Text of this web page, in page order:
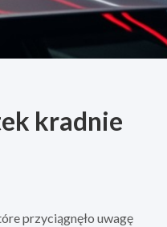
kradnie
przyciągnęło uwagę